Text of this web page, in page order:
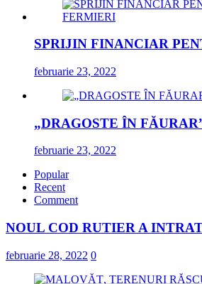
SPRIJIN FINANCIAR
februarie 23, 2022
„DRAGOSTE ÎN
februarie 23, 2022
Popular
Recent
Comment
NOUL COD RUTIER A
februarie 28, 2022 0